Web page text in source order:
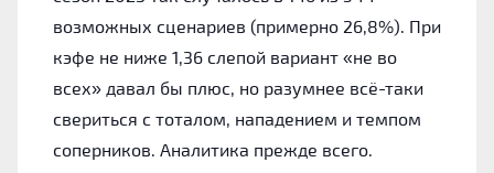
возможных сценариев (примерно 26,8%). При
кэфе не ниже 1,36 слепой вариант «не во
всех» давал бы плюс, но разумнее всё-таки
свериться с тоталом, нападением и темпом
соперников. Аналитика прежде всего.